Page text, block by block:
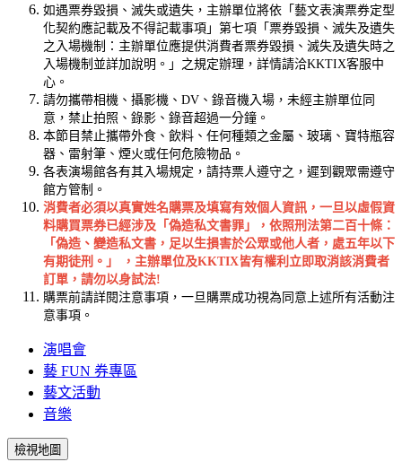
如遇票券毀損、滅失或遺失，主辦單位將依「藝文表演票券定型
化契約應記載及不得記載事項」第七項「票券毀損、滅失及遺失
之入場機制：主辦單位應提供消費者票券毀損、滅失及遺失時之
入場機制並詳加說明。」之規定辦理，詳情請洽KKTIX客服中
心。
請勿攜帶相機、攝影機、DV、錄音機入場，未經主辦單位同
意，禁止拍照、錄影、錄音超過一分鐘。
本節目禁止攜帶外食、飲料、任何種類之金屬、玻璃、寶特瓶容
器、雷射筆、煙火或任何危險物品。
各表演場館各有其入場規定，請持票人遵守之，遲到觀眾需遵守
館方管制。
消費者必須以真實姓名購票及填寫有效個人資訊，一旦以虛假資
料購買票券已經涉及「偽造私文書罪」，依照刑法第二百十條：
「偽造、變造私文書，足以生損害於公眾或他人者，處五年以下
有期徒刑。」 ，主辦單位及KKTIX皆有權利立即取消該消費者
訂單，請勿以身試法!
購票前請詳閱注意事項，一旦購票成功視為同意上述所有活動注
意事項。
演唱會
藝 FUN 券專區
藝文活動
音樂
檢視地圖